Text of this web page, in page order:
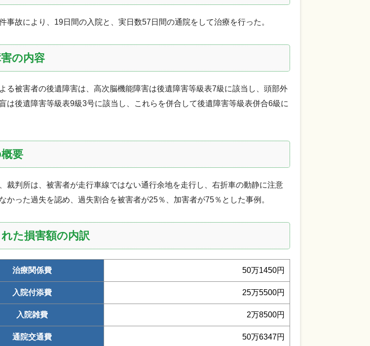
事故により、19日間の入院と、実日数57日間の通院をして治療を行った。
の内容
る被害者の後遺障害は、高次脳機能障害は後遺障害等級表7級に該当し、頭部外
は後遺障害等級表9級3号に該当し、これらを併合して後遺障害等級表併合6級に
要
裁判所は、被害者が走行車線ではない通行余地を走行し、右折車の動静に注意
かった過失を認め、過失割合を被害者が25％、加害者が75％とした事例。
た損害額の内訳
治療関係費 50万1450円
入院付添費 25万5500円
入院雑費 2万8500円
通院交通費 50万6347円